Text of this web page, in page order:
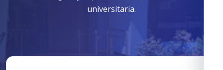
universitaria.